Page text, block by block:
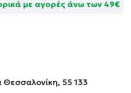
με αγορές άνω των 49€
Θεσσαλονίκη, 55 133